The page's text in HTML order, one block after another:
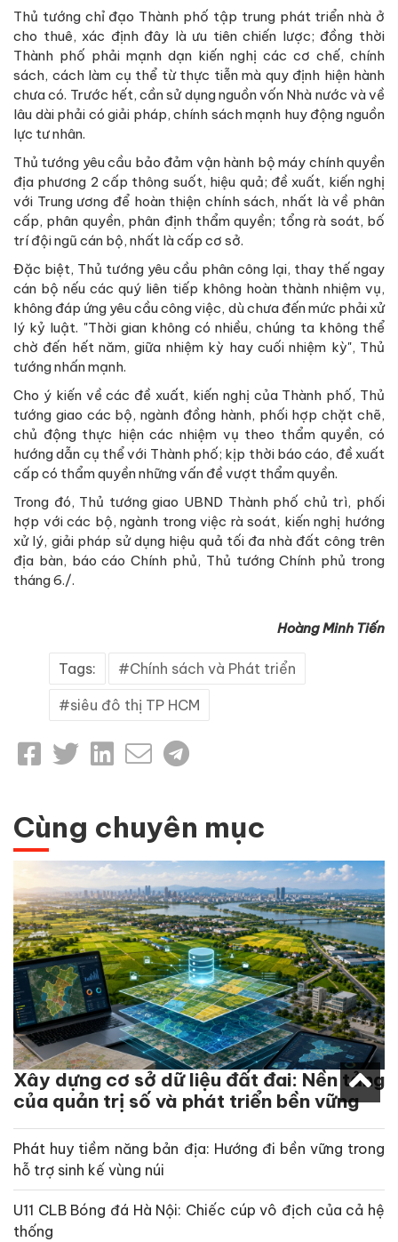
Thủ tướng chỉ đạo Thành phố tập trung phát triển nhà ở
cho thuê, xác định đây là ưu tiên chiến lược; đồng thời
Thành phố phải mạnh dạn kiến nghị các cơ chế, chính
sách, cách làm cụ thể từ thực tiễn mà quy định hiện hành
chưa có. Trước hết, cần sử dụng nguồn vốn Nhà nước và về
lâu dài phải có giải pháp, chính sách mạnh huy động nguồn
lực tư nhân.
Thủ tướng yêu cầu bảo đảm vận hành bộ máy chính quyền
địa phương 2 cấp thông suốt, hiệu quả; đề xuất, kiến nghị
với Trung ương để hoàn thiện chính sách, nhất là về phân
cấp, phân quyền, phân định thẩm quyền; tổng rà soát, bố
trí đội ngũ cán bộ, nhất là cấp cơ sở.
Đặc biệt, Thủ tướng yêu cầu phân công lại, thay thế ngay
cán bộ nếu các quý liên tiếp không hoàn thành nhiệm vụ,
không đáp ứng yêu cầu công việc, dù chưa đến mức phải xử
lý kỷ luật. "Thời gian không có nhiều, chúng ta không thể
chờ đến hết năm, giữa nhiệm kỳ hay cuối nhiệm kỳ", Thủ
tướng nhấn mạnh.
Cho ý kiến về các đề xuất, kiến nghị của Thành phố, Thủ
tướng giao các bộ, ngành đồng hành, phối hợp chặt chẽ,
chủ động thực hiện các nhiệm vụ theo thẩm quyền, có
hướng dẫn cụ thể với Thành phố; kịp thời báo cáo, đề xuất
cấp có thẩm quyền những vấn đề vượt thẩm quyền.
Trong đó, Thủ tướng giao UBND Thành phố chủ trì, phối
hợp với các bộ, ngành trong việc rà soát, kiến nghị hướng
xử lý, giải pháp sử dụng hiệu quả tối đa nhà đất công trên
địa bàn, báo cáo Chính phủ, Thủ tướng Chính phủ trong
tháng 6./.
Hoàng Minh Tiến
Tags: Chính sách và Phát triển
siêu đô thị TP HCM
Cùng chuyên mục
Xây dựng cơ sở dữ liệu đất đai: Nền tảng
của quản trị số và phát triển bền vững
Phát huy tiềm năng bản địa: Hướng đi bền vững trong
hỗ trợ sinh kế vùng núi
U11 CLB Bóng đá Hà Nội: Chiếc cúp vô địch của cả hệ
thống